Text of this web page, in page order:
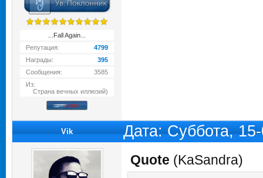
...Fall Again...
Репутация:
4799
Награды:
395
Сообщения:
3585
Из:
Страна вечных иллюзий)
Vik Дата: Суббота,
Quote (KaSandra)